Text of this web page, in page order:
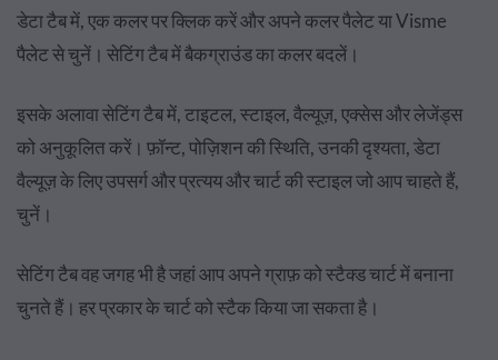
डेटा टैब में, एक कलर पर क्लिक करें और अपने कलर पैलेट या Visme
पैलेट से चुनें। सेटिंग टैब में बैकग्राउंड का कलर बदलें।
इसके अलावा सेटिंग टैब में, टाइटल, स्टाइल, वैल्यूज़, एक्सेस और लेजेंड्स
को अनुकूलित करें। फ़ॉन्ट, पोज़िशन की स्थिति, उनकी दृश्यता, डेटा
वैल्यूज़ के लिए उपसर्ग और प्रत्यय और चार्ट की स्टाइल जो आप चाहते हैं,
चुनें।
सेटिंग टैब वह जगह भी है जहां आप अपने ग्राफ़ को स्टैक्ड चार्ट में बनाना
चुनते हैं। हर प्रकार के चार्ट को स्टैक किया जा सकता है।